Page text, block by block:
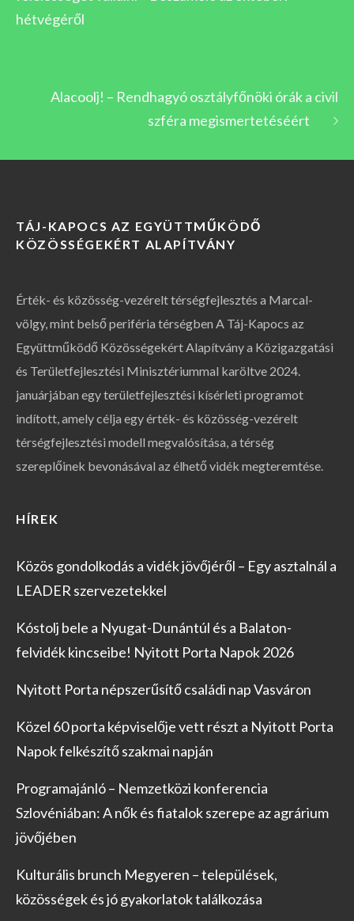
hétvégéről
Alacoolj! – Rendhagyó osztályfőnöki órák a civil
szféra megismertetéséért
TÁJ-KAPOCS AZ EGYÜTTMŰKÖDŐ
KÖZÖSSÉGEKÉRT ALAPÍTVÁNY
Érték- és közösség-vezérelt térségfejlesztés a Marcal-
völgy, mint belső periféria térségben A Táj-Kapocs az
Együttműködő Közösségekért Alapítvány a Közigazgatási
és Területfejlesztési Minisztériummal karöltve 2024.
januárjában egy területfejlesztési kísérleti programot
indított, amely célja egy érték- és közösség-vezérelt
térségfejlesztési modell megvalósítása, a térség
szereplőinek bevonásával az élhető vidék megteremtése.
HÍREK
Közös gondolkodás a vidék jövőjéről – Egy asztalnál a
LEADER szervezetekkel
Kóstolj bele a Nyugat-Dunántúl és a Balaton-
felvidék kincseibe! Nyitott Porta Napok 2026
Nyitott Porta népszerűsítő családi nap Vasváron
Közel 60 porta képviselője vett részt a Nyitott Porta
Napok felkészítő szakmai napján
Programajánló – Nemzetközi konferencia
Szlovéniában: A nők és fiatalok szerepe az agrárium
jövőjében
Kulturális brunch Megyeren – települések,
közösségek és jó gyakorlatok találkozása